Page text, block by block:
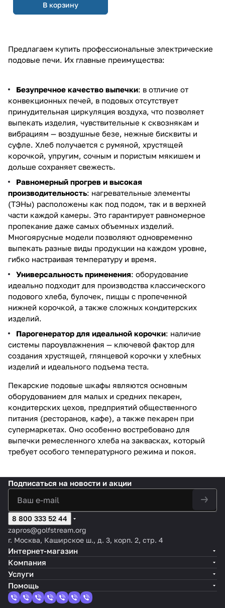
В корзину
Предлагаем купить профессиональные электрические
подовые печи. Их главные преимущества:
Безупречное качество выпечки: в отличие от
конвекционных печей, в подовых отсутствует
принудительная циркуляция воздуха, что позволяет
выпекать изделия, чувствительные к сквознякам и
вибрациям — воздушные безе, нежные бисквиты и
суфле. Хлеб получается с румяной, хрустящей
корочкой, упругим, сочным и пористым мякишем и
дольше сохраняет свежесть.
Равномерный прогрев и высокая
производительность: нагревательные элементы
(ТЭНы) расположены как под подом, так и в верхней
части каждой камеры. Это гарантирует равномерное
пропекание даже самых объемных изделий.
Многоярусные модели позволяют одновременно
выпекать разные виды продукции на каждом уровне,
гибко настраивая температуру и время.
Универсальность применения: оборудование
идеально подходит для производства классического
подового хлеба, булочек, пиццы с пропеченной
нижней корочкой, а также сложных кондитерских
изделий.
Парогенератор для идеальной корочки: наличие
системы пароувлажнения — ключевой фактор для
создания хрустящей, глянцевой корочки у хлебных
изделий и идеального подъема теста.
Пекарские подовые шкафы являются основным
оборудованием для малых и средних пекарен,
кондитерских цехов, предприятий общественного
питания (ресторанов, кафе), а также пекарен при
супермаркетах. Оно особенно востребовано для
выпечки ремесленного хлеба на заквасках, который
требует особого температурного режима и покоя.
Подписаться на новости и акции
8 800 333 52 44
zapros@golfstream.org
г. Москва, Каширское ш., д. 3, корп. 2, стр. 4
Интернет-магазин
Компания
Услуги
Помощь